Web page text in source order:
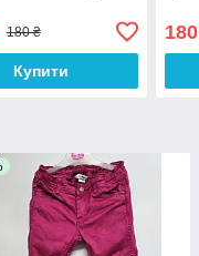
180 ₴
Купити